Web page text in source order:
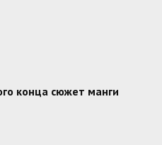
конца сюжет манги